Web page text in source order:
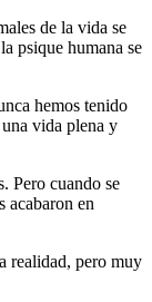
de la vida se
psique humana se
hemos tenido
vida plena y
Pero cuando se
acabaron en
realidad, pero muy